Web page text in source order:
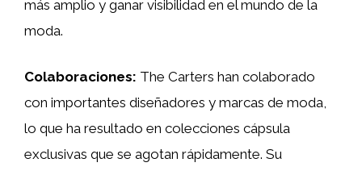
más amplio y ganar visibilidad en el mundo de la
moda.
Colaboraciones: The Carters han colaborado
con importantes diseñadores y marcas de moda,
lo que ha resultado en colecciones cápsula
exclusivas que se agotan rápidamente. Su